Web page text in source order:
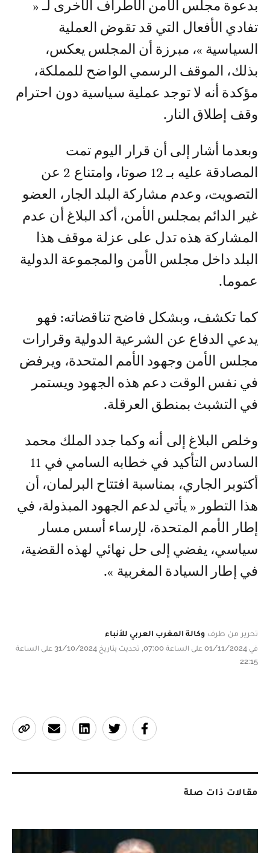
بدعوة مجلس الأمن الأطراف الأخرى لـ «
تفادي الأفعال التي قد تقوض العملية
السياسية »، مبرزة أن المجلس يعكس،
بذلك، الموقف الرسمي الواضح للمملكة،
مؤكدة أنه لا توجد عملية سياسية دون احترام
وقف إطلاق النار.
وبعدما أشار إلى أن قرار اليوم تمت
المصادقة عليه بـ 12 صوتا، وامتناع 2 عن
التصويت، وعدم مشاركة البلد الجار، العضو
غير الدائم بمجلس الأمن، أكد البلاغ أن عدم
المشاركة هذه تدل على عزلة موقف هذا
البلد داخل مجلس الأمن والمجموعة الدولية
عموما.
كما تكشف، وبشكل فاضح تناقضاته: فهو
يدعي الدفاع عن الشرعية الدولية وقرارات
مجلس الأمن وجهود الأمم المتحدة، ويرفض
في نفس الوقت دعم هذه الجهود ويستمر
في التشبث بمنطق العرقلة.
وخلص البلاغ إلى أنه وكما جدد الملك محمد
السادس التأكيد في خطابه السامي في 11
أكتوبر الجاري، بمناسبة افتتاح البرلمان، أن
هذا التطور « يأتي لدعم الجهود المبذولة، في
إطار الأمم المتحدة، لإرساء أسس مسار
سياسي، يفضي إلى حل نهائي لهذه القضية،
في إطار السيادة المغربية ».
تحرير من طرف وكالة المغرب العربي للأنباء
في 01/11/2024 على الساعة 07:00, تحديث بتاريخ 31/10/2024 على الساعة
22:15
مقالات ذات صلة